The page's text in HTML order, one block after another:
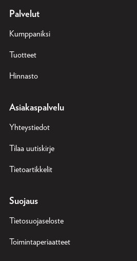
Palvelut
Kumppaniksi
Tuotteet
Hinnasto
Asiakaspalvelu
Yhteystiedot
Tilaa uutiskirje
Tietoartikkelit
Suojaus
Tietosuojaseloste
Toimintaperiaatteet